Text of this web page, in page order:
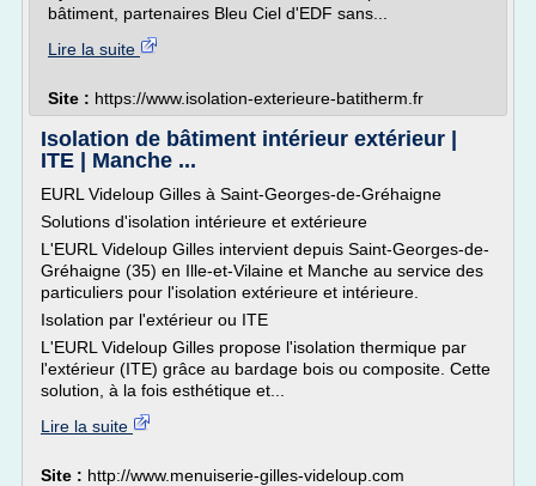
bâtiment, partenaires Bleu Ciel d'EDF sans...
Lire la suite
Site : https://www.isolation-exterieure-batitherm.fr
Isolation de bâtiment intérieur extérieur |
ITE | Manche ...
EURL Videloup Gilles à Saint-Georges-de-Gréhaigne
Solutions d'isolation intérieure et extérieure
L'EURL Videloup Gilles intervient depuis Saint-Georges-de-
Gréhaigne (35) en Ille-et-Vilaine et Manche au service des
particuliers pour l'isolation extérieure et intérieure.
Isolation par l'extérieur ou ITE
L'EURL Videloup Gilles propose l'isolation thermique par
l'extérieur (ITE) grâce au bardage bois ou composite. Cette
solution, à la fois esthétique et...
Lire la suite
Site : http://www.menuiserie-gilles-videloup.com